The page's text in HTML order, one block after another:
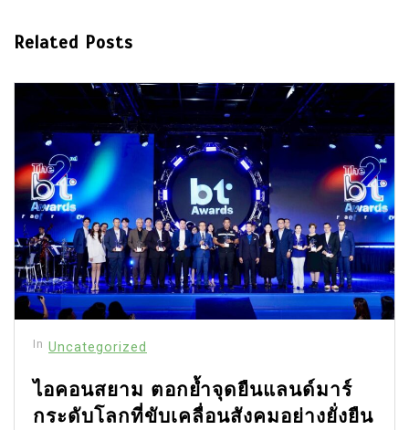
Related Posts
In Uncategorized
ไอคอนสยาม ตอกย้ำจุดยืนแลนด์มาร์
กระดับโลกที่ขับเคลื่อนสังคมอย่างยั่งยืน